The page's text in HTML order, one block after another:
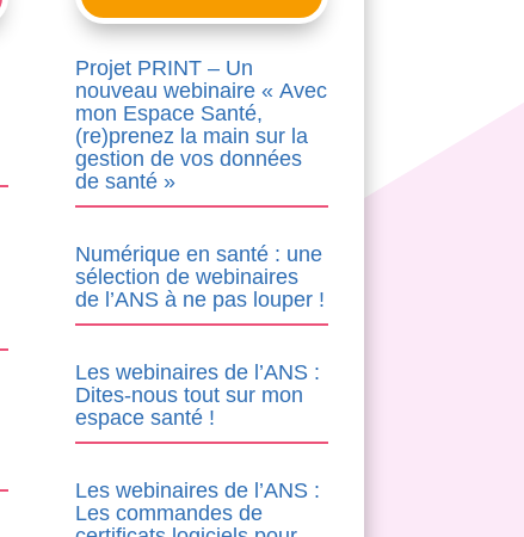
Projet PRINT – Un
nouveau webinaire « Avec
mon Espace Santé,
(re)prenez la main sur la
gestion de vos données
de santé »
Numérique en santé : une
sélection de webinaires
de l’ANS à ne pas louper !
Les webinaires de l’ANS :
Dites-nous tout sur mon
espace santé !
Les webinaires de l’ANS :
Les commandes de